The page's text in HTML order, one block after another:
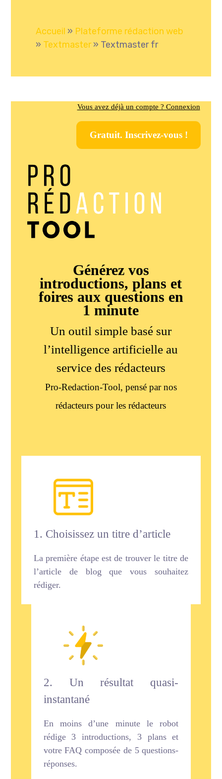
Accueil » Plateforme rédaction web
» Textmaster» Textmaster fr
Vous avez déjà un compte ? Connexion
Gratuit. Inscrivez-vous !
Générez vos
introductions, plans et
foires aux questions en
1 minute
Un outil simple basé sur
l’intelligence artificielle au
service des rédacteurs
Pro-Redaction-Tool, pensé par nos
rédacteurs pour les rédacteurs
1. Choisissez un titre d’article
La première étape est de trouver le titre de
l’article de blog que vous souhaitez
rédiger.
2. Un résultat quasi-
instantané
En moins d’une minute le robot
rédige 3 introductions, 3 plans et
votre FAQ composée de 5 questions-
réponses.